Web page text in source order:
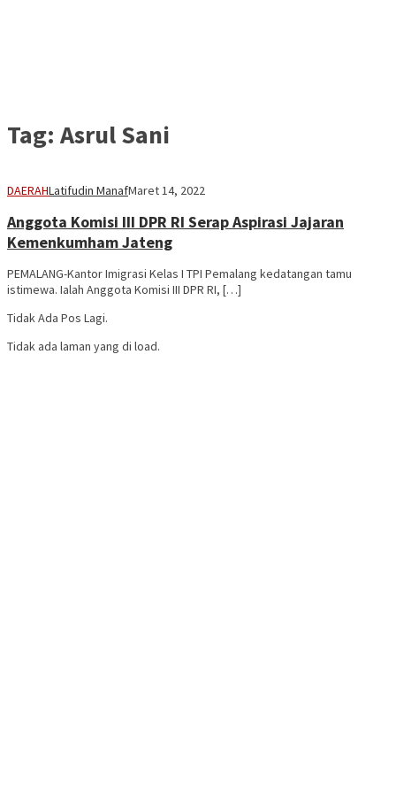
Tag: Asrul Sani
DAERAHLatifudin ManafMaret 14, 2022
Anggota Komisi III DPR RI Serap Aspirasi Jajaran
Kemenkumham Jateng
PEMALANG-Kantor Imigrasi Kelas I TPI Pemalang kedatangan tamu
istimewa. Ialah Anggota Komisi III DPR RI, […]
Tidak Ada Pos Lagi.
Tidak ada laman yang di load.